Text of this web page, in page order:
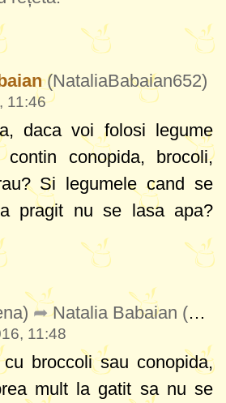
(NataliaBabaian652)
11:46
daca voi folosi legume
contin conopida, brocoli,
Si legumele cand se
pragit nu se lasa apa?
Natalia Babaian (NataliaBabaian652)
11:48
broccoli sau conopida,
mult la gatit sa nu se